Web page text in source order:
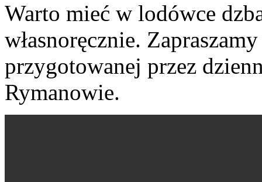
Warto mieć w lodówce
własnoręcznie.
przygotowanej przez
Rymanowie.